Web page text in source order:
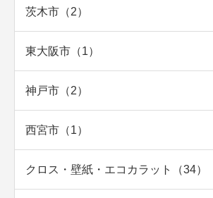
茨木市（2）
東大阪市（1）
神戸市（2）
西宮市（1）
クロス・壁紙・エコカラット（34）